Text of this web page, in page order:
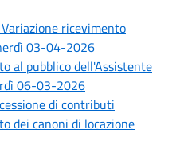
ricevimento
03-04-2026
al pubblico dell'Assistente
06-03-2026
di contributi
dei canoni di locazione